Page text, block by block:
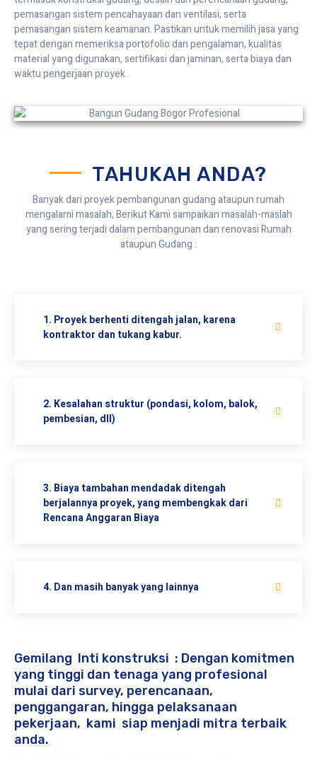
pemasangan sistem pencahayaan dan ventilasi, serta
pemasangan sistem keamanan. Pastikan untuk memilih jasa yang
tepat dengan memeriksa portofolio dan pengalaman, kualitas
material yang digunakan, sertifikasi dan jaminan, serta biaya dan
waktu pengerjaan proyek.
TAHUKAH ANDA?
Banyak dari proyek pembangunan gudang ataupun rumah
mengalami masalah, Berikut Kami sampaikan masalah-maslah
yang sering terjadi dalam pembangunan dan renovasi Rumah
ataupun Gudang :
1. Proyek berhenti ditengah jalan, karena
kontraktor dan tukang kabur.
2. Kesalahan struktur (pondasi, kolom, balok,
pembesian, dll)
3. Biaya tambahan mendadak ditengah
berjalannya proyek, yang membengkak dari
Rencana Anggaran Biaya
4. Dan masih banyak yang lainnya
Gemilang Inti konstruksi : Dengan komitmen
yang tinggi dan tenaga yang profesional
mulai dari survey, perencanaan,
penggangaran, hingga pelaksanaan
pekerjaan, kami siap menjadi mitra terbaik
anda.